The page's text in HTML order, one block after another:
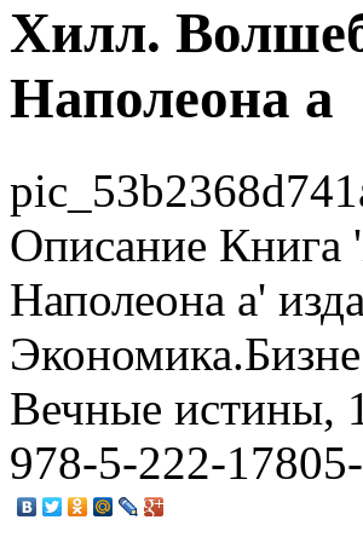
Хилл.
Наполеона а
Описание Книга
Наполеона а'
Вечные истины,
978-5-222-